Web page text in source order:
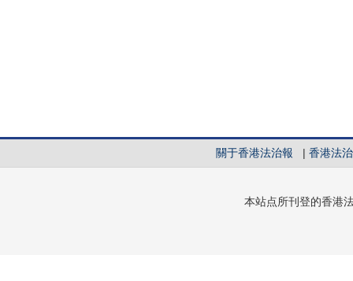
關于香港法治報 | 香港法
本站点所刊登的香港